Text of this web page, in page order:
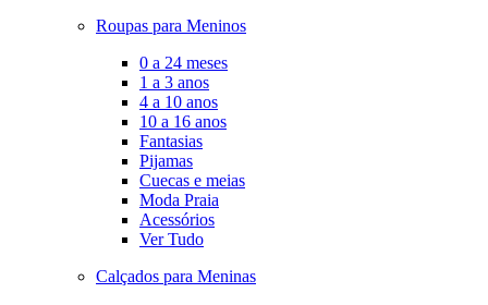
Roupas para Meninos
0 a 24 meses
1 a 3 anos
4 a 10 anos
10 a 16 anos
Fantasias
Pijamas
Cuecas e meias
Moda Praia
Acessórios
Ver Tudo
Calçados para Meninas